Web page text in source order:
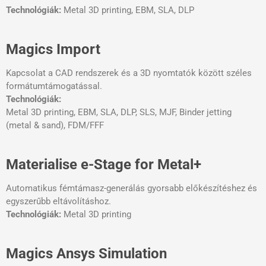
Technológiák: Metal 3D printing, EBM, SLA, DLP
Magics Import
Kapcsolat a CAD rendszerek és a 3D nyomtatók között széles
formátumtámogatással.
Technológiák:
Metal 3D printing, EBM, SLA, DLP, SLS, MJF, Binder jetting
(metal & sand), FDM/FFF
Materialise e-Stage for Metal+
Automatikus fémtámasz-generálás gyorsabb előkészítéshez és
egyszerűbb eltávolításhoz.
Technológiák: Metal 3D printing
Magics Ansys Simulation